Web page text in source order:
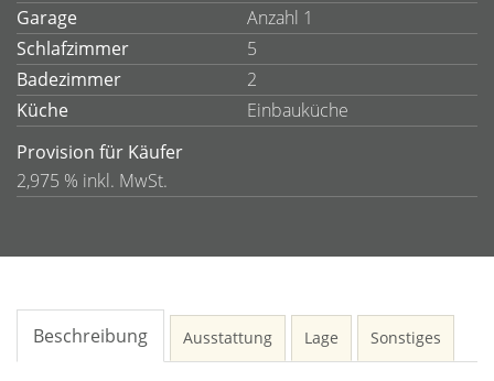
Garage
Anzahl 1
Schlafzimmer
5
Badezimmer
2
Küche
Einbauküche
Provision für Käufer
2,975 % inkl. MwSt.
Beschreibung Ausstattung Lage Sonstiges